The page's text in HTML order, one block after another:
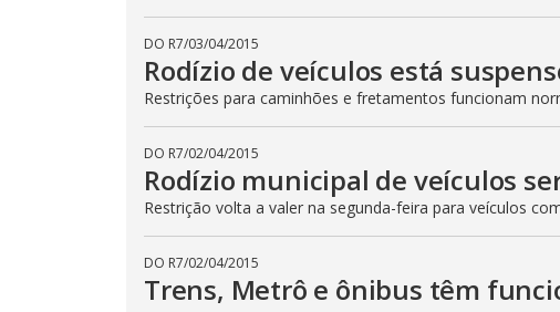
DO R7/03/04/2015
Rodízio de veículos está
Restrições para caminhões e fretamentos funcionam
DO R7/02/04/2015
Rodízio municipal de veículos
Restrição volta a valer na segunda-feira para veículos
DO R7/02/04/2015
Trens, Metrô e ônibus têm